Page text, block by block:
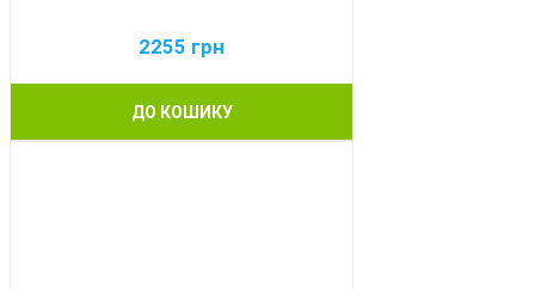
2255 грн
ДО КОШИКУ